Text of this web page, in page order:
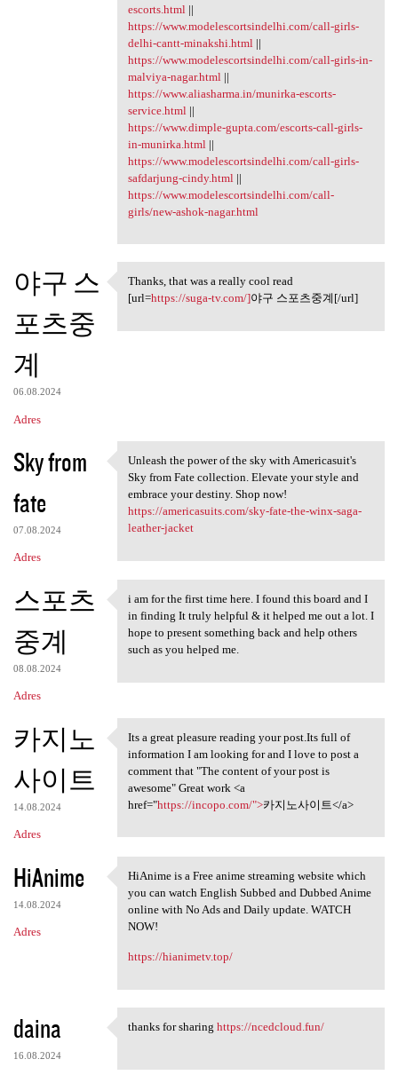
escorts.html ||
https://www.modelescortsindelhi.com/call-girls-
delhi-cantt-minakshi.html ||
https://www.modelescortsindelhi.com/call-girls-in-
malviya-nagar.html ||
https://www.aliasharma.in/munirka-escorts-
service.html ||
https://www.dimple-gupta.com/escorts-call-girls-
in-munirka.html ||
https://www.modelescortsindelhi.com/call-girls-
safdarjung-cindy.html ||
https://www.modelescortsindelhi.com/call-
girls/new-ashok-nagar.html
야구 스
포츠중
계
06.08.2024
Adres
Thanks, that was a really
Thanks, that was a really cool read
[url=https://suga-tv.com/]야구 스포츠중계[/url]
Sky from
fate
07.08.2024
Adres
Unleash the power of the sky
Unleash the power of the sky with Americasuit's
Sky from Fate collection. Elevate your style and
embrace your destiny. Shop now!
https://americasuits.com/sky-fate-the-winx-saga-
leather-jacket
스포츠
중계
08.08.2024
Adres
i am for the first time here.
i am for the first time here. I found this board and I
in finding It truly helpful & it helped me out a lot. I
hope to present something back and help others
such as you helped me.
카지노
사이트
14.08.2024
Adres
Its a great pleasure reading
Its a great pleasure reading your post.Its full of
information I am looking for and I love to post a
comment that "The content of your post is
awesome" Great work <a
href="https://incopo.com/">카지노사이트</a>
HiAnime
14.08.2024
Adres
HiAnime is a Free anime
HiAnime is a Free anime streaming website which
you can watch English Subbed and Dubbed Anime
online with No Ads and Daily update. WATCH
NOW!
https://hianimetv.top/
daina
16.08.2024
thanks for sharing https:/
thanks for sharing https://ncedcloud.fun/